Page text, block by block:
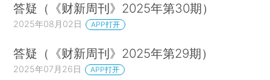
答疑（《财新周刊》2025年第30期）
2025年08月02日 APP打开
答疑（《财新周刊》2025年第29期）
2025年07月26日 APP打开